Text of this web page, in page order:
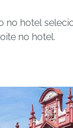
no hotel
no hotel.